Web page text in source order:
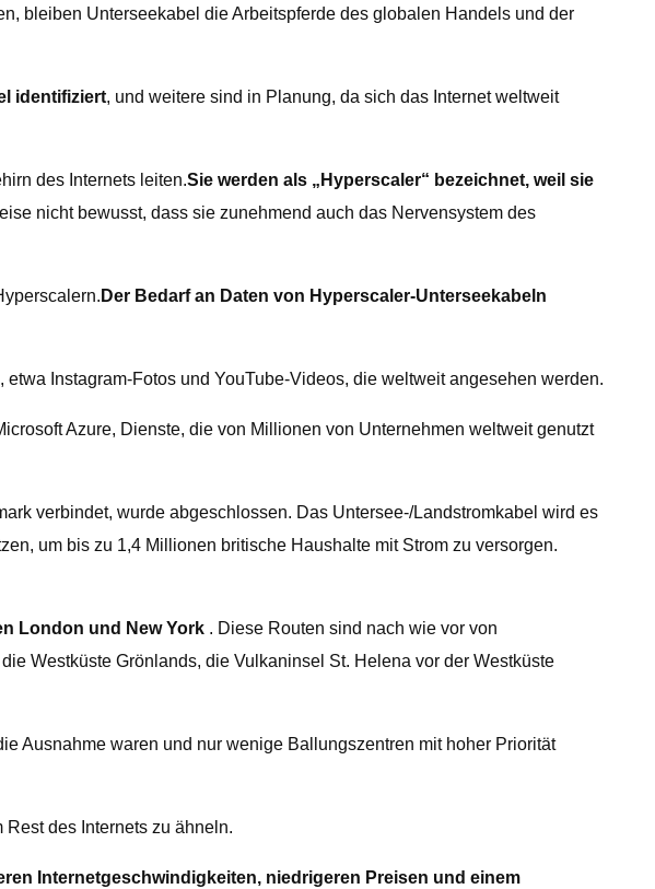
bleiben Unterseekabel die Arbeitspferde des globalen Handels und der
identifiziert, und weitere sind in Planung, da sich das Internet weltweit
des Internets leiten.Sie werden als „Hyperscaler“ bezeichnet, weil sie
nicht bewusst, dass sie zunehmend auch das Nervensystem des
Der Bedarf an Daten von Hyperscaler-Unterseekabeln
Instagram-Fotos und YouTube-Videos, die weltweit angesehen werden.
Azure, Dienste, die von Millionen von Unternehmen weltweit genutzt
verbindet, wurde abgeschlossen. Das Untersee-/Landstromkabel wird es
um bis zu 1,4 Millionen britische Haushalte mit Strom zu versorgen.
London und New York . Diese Routen sind nach wie vor von
Westküste Grönlands, die Vulkaninsel St. Helena vor der Westküste
Ausnahme waren und nur wenige Ballungszentren mit hoher Priorität
des Internets zu ähneln.
Internetgeschwindigkeiten, niedrigeren Preisen und einem